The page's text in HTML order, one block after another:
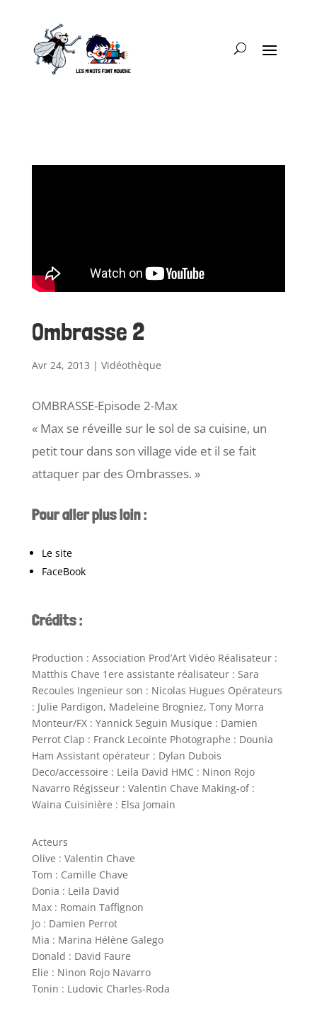
Ombrasse 2
Avr 24, 2013 | Vidéothèque
OMBRASSE-Episode 2-Max
« Max se réveille sur le sol de sa cuisine, un
petit tour dans son village vide et il se fait
attaquer par des Ombrasses. »
Pour aller plus loin :
Le site
FaceBook
Crédits :
Production : Association Prod’Art Vidéo Réalisateur :
Matthis Chave 1ere assistante réalisateur : Sara
Recoules Ingenieur son : Nicolas Hugues Opérateurs
: Julie Pardigon, Madeleine Brogniez, Tony Morra
Monteur/FX : Yannick Seguin Musique : Damien
Perrot Clap : Franck Lecointe Photographe : Dounia
Ham Assistant opérateur : Dylan Dubois
Deco/accessoire : Leila David HMC : Ninon Rojo
Navarro Régisseur : Valentin Chave Making-of :
Waina Cuisinière : Elsa Jomain
Acteurs
Olive : Valentin Chave
Tom : Camille Chave
Donia : Leila David
Max : Romain Taffignon
Jo : Damien Perrot
Mia : Marina Hélène Galego
Donald : David Faure
Elie : Ninon Rojo Navarro
Tonin : Ludovic Charles-Roda